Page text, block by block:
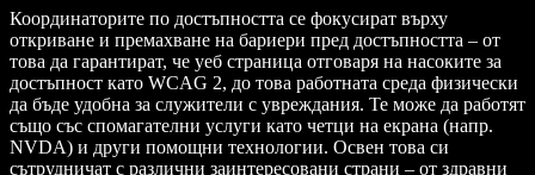
Координаторите по достъпността се фокусират върху
откриване и премахване на бариери пред достъпността – от
това да гарантират, че уеб страница отговаря на насоките за
достъпност като WCAG 2, до това работната среда физически
да бъде удобна за служители с увреждания. Те може да работят
също със спомагателни услуги като четци на екрана (напр.
NVDA) и други помощни технологии. Освен това си
сътрудничат с различни заинтересовани страни – от здравни